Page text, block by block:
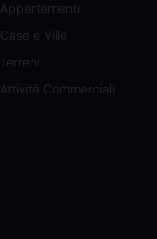
Appartamenti
Case e Ville
Terreni
Attività Commerciali